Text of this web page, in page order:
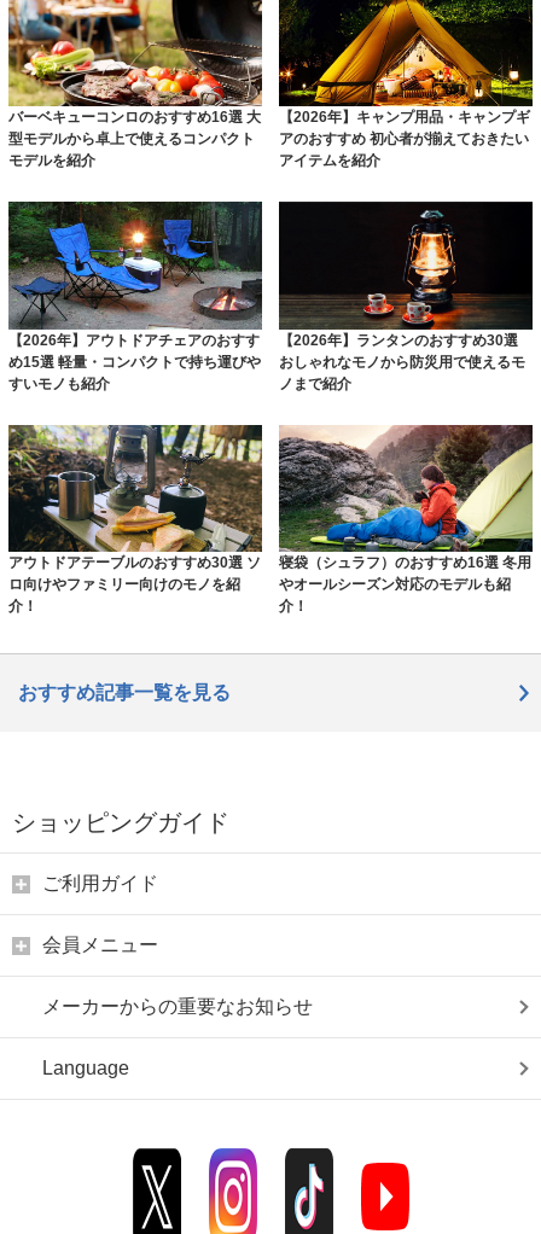
バーベキューコンロのおすすめ16選 大
型モデルから卓上で使えるコンパクト
モデルを紹介
【2026年】キャンプ用品・キャンプギ
アのおすすめ 初心者が揃えておきたい
アイテムを紹介
【2026年】アウトドアチェアのおすす
め15選 軽量・コンパクトで持ち運びや
すいモノも紹介
【2026年】ランタンのおすすめ30選
おしゃれなモノから防災用で使えるモ
ノまで紹介
アウトドアテーブルのおすすめ30選 ソ
ロ向けやファミリー向けのモノを紹
介！
寝袋（シュラフ）のおすすめ16選 冬用
やオールシーズン対応のモデルも紹
介！
おすすめ記事一覧を見る
ショッピングガイド
ご利用ガイド
会員メニュー
メーカーからの重要なお知らせ
Language